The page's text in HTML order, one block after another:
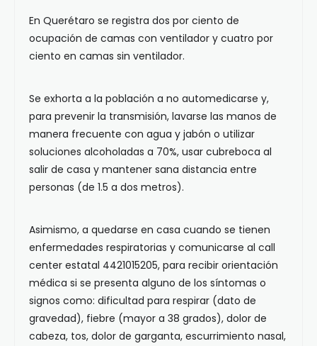
En Querétaro se registra dos por ciento de
ocupación de camas con ventilador y cuatro por
ciento en camas sin ventilador.
Se exhorta a la población a no automedicarse y,
para prevenir la transmisión, lavarse las manos de
manera frecuente con agua y jabón o utilizar
soluciones alcoholadas a 70%, usar cubreboca al
salir de casa y mantener sana distancia entre
personas (de 1.5 a dos metros).
Asimismo, a quedarse en casa cuando se tienen
enfermedades respiratorias y comunicarse al call
center estatal 4421015205, para recibir orientación
médica si se presenta alguno de los síntomas o
signos como: dificultad para respirar (dato de
gravedad), fiebre (mayor a 38 grados), dolor de
cabeza, tos, dolor de garganta, escurrimiento nasal,